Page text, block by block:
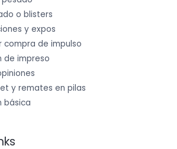
o blisters
y expos
compra de impulso
de impreso
y remates en pilas
básica